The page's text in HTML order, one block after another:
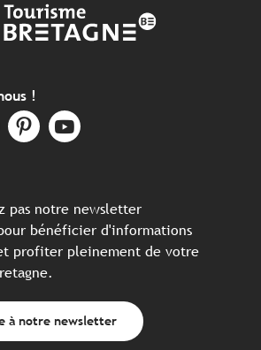
!
pas notre newsletter
bénéficier d'informations
profiter pleinement de votre
à notre newsletter